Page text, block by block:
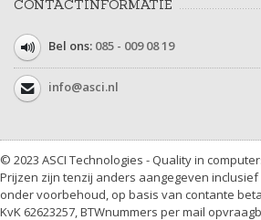
CONTACTINFORMATIE
Bel ons: 085 - 009 08 19
info@asci.nl
© 2023 ASCI Technologies - Quality in
Prijzen zijn tenzij anders aangegeven inclusief
onder voorbehoud, op basis van contante
KvK 62623257, BTWnummers per mail